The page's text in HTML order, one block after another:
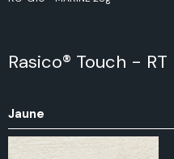
Rasico® Touch - RT
Jaune